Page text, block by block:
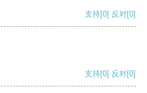
支持[0] 反对[0]
支持[0] 反对[0]